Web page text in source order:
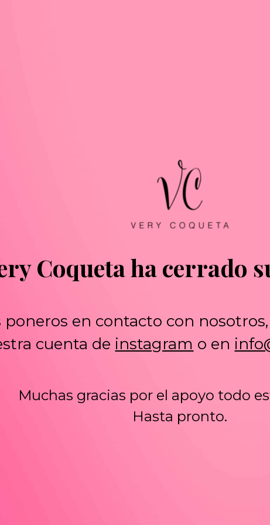
Coqueta ha cerrado
poneros en contacto con
cuenta de instagram o en
Muchas gracias por el apoyo todo
Hasta pronto.